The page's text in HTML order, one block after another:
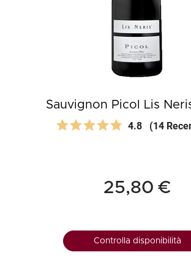
Sauvignon Picol Lis
4.8 (14
25,80 €
Controlla disponibilità